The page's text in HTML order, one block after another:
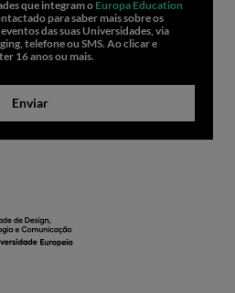
que integram o Europa Education
para saber mais sobre os
das suas Universidades, via
telefone ou SMS. Ao clicar e
16 anos ou mais.
Enviar